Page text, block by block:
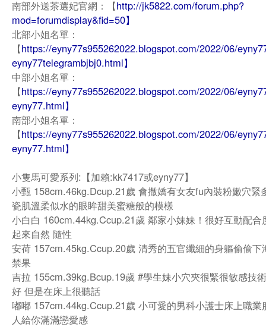
南部外送茶選妃官網：【http://jk5822.com/forum.php?
mod=forumdisplay&fid=50】
北部小姐名單：
【https://eyny77s955262022.blogspot.com/2022/06/
eyny77telegrambjbj0.html】
中部小姐名單：
【https://eyny77s955262022.blogspot.com/2022/06/
eyny77.html】
南部小姐名單：
【https://eyny77s955262022.blogspot.com/2022/06/
eyny77.html】
小隻馬可愛系列:【加賴:kk7417或eyny77】
小甄 158cm.46kg.Dcup.21歲 會撒嬌有女友fu內裝粉嫩穴緊
瓷肌溫柔似水的眼眸甜美蜜糖般的模樣
小白白 160cm.44kg.Ccup.21歲 鄰家小妹妹！很好互動配合
起來自然 隨性
安荷 157cm.45kg.Ccup.20歲 清秀的五官纖細的身軀偷偷下
禁果
吉拉 155cm.39kg.Bcup.19歲 #學生妹小穴夾很緊很敏感技
好 但是在床上很聽話
嘟嘟 157cm.44kg.Ccup.21歲 小可愛的男科小護士床上職業
人給你滿滿戀愛感